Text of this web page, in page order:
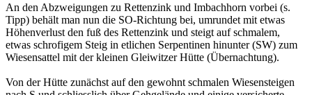
An den Abzweigungen zu Rettenzink und Imbachhorn vorbei (s.
Tipp) behält man nun die SO-Richtung bei, umrundet mit etwas
Höhenverlust den fuß des Rettenzink und steigt auf schmalem,
etwas schrofigem Steig in etlichen Serpentinen hinunter (SW) zum
Wiesensattel mit der kleinen Gleiwitzer Hütte (Übernachtung).
Von der Hütte zunächst auf den gewohnt schmalen Wiesensteigen